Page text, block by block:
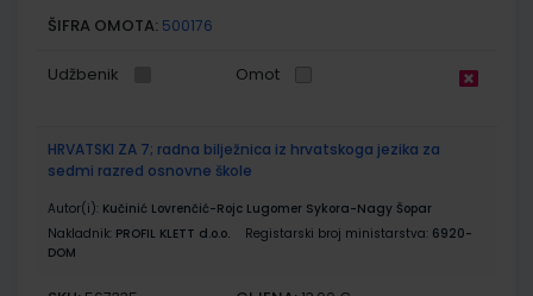
ŠIFRA OMOTA: 500176
Udžbenik Omot
HRVATSKI ZA 7; radna bilježnica iz hrvatskoga jezika za
sedmi razred osnovne škole
Autor(i): Kučinić Lovrenčić-Rojc Lugomer Sykora-Nagy Šopar
Nakladnik: PROFIL KLETT d.o.o. Registarski broj ministarstva: 6920-
DOM